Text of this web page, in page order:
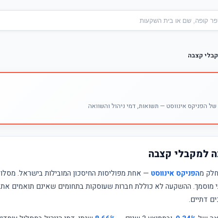
קצבה
הפניקס אינווסט — תשואות, דמי ניהול והשוואה
למקבלי קצבה
מהפניקס אינווסט — אחת מפוליסות החיסכון המובילות בישראל.
מוסמך. ההשקעה לא כוללת חברות שעוסקות בתחומים שאינם תואמים
דתיים.